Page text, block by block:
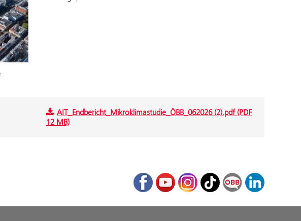
AIT_Endbericht_Mikroklimastudie_ÖBB_062026 (2).pdf (PDF
12 MB)
FacebookYoutubeInstagram
TikTok ÖBB Corporate
LinkedIn